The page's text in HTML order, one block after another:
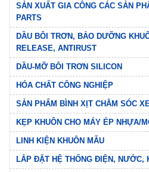
SẢN XUẤT GIA CÔNG CÁC SẢN
PARTS
DẦU BÔI TRƠN, BẢO DƯỠNG
RELEASE, ANTIRUST
DẦU-MỠ BÔI TRƠN SILICON
HÓA CHẤT CÔNG NGHIỆP
SẢN PHẨM BÌNH XỊT CHĂM SÓC
KẸP KHUÔN CHO MÁY ÉP NHỰA/
LINH KIỆN KHUÔN MẪU
LẮP ĐẶT HỆ THỐNG ĐIỆN, NƯỚC,